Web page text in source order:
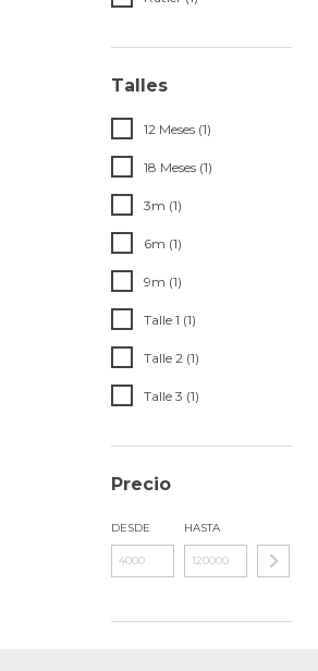
Talles
12 Meses (1)
18 Meses (1)
3m (1)
6m (1)
9m (1)
Talle 1 (1)
Talle 2 (1)
Talle 3 (1)
Precio
DESDE HASTA